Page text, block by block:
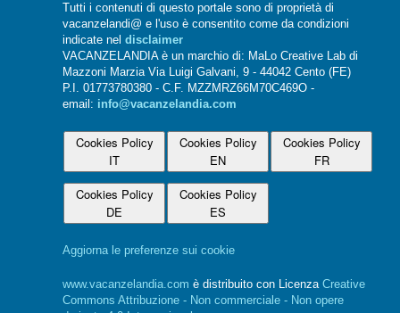
Tutti i contenuti di questo portale sono di proprietà di
vacanzelandi@ e l'uso è consentito come da condizioni
indicate nel disclaimer
VACANZELANDIA è un marchio di: MaLo Creative Lab di
Mazzoni Marzia Via Luigi Galvani, 9 - 44042 Cento (FE)
P.I. 01773780380 - C.F. MZZMRZ66M70C469O -
email: info@vacanzelandia.com
Cookies Policy
IT
Cookies Policy
EN
Cookies Policy
FR
Cookies Policy
DE
Cookies Policy
ES
Aggiorna le preferenze sui cookie
www.vacanzelandia.com è distribuito con Licenza Creative
Commons Attribuzione - Non commerciale - Non opere